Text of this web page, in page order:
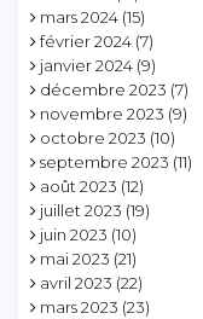
mars 2024 (15)
février 2024 (7)
janvier 2024 (9)
décembre 2023 (7)
novembre 2023 (9)
octobre 2023 (10)
septembre 2023 (11)
août 2023 (12)
juillet 2023 (19)
juin 2023 (10)
mai 2023 (21)
avril 2023 (22)
mars 2023 (23)